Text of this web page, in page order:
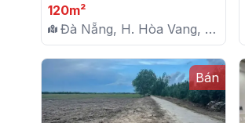
120m²
Đà Nẵng, H. Hòa Vang, X.
Hòa Phước
Bán